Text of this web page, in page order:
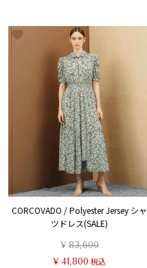
CORCOVADO / Polyester Jersey シャ
ツドレス(SALE)
¥83,600
¥ 41,800 税込